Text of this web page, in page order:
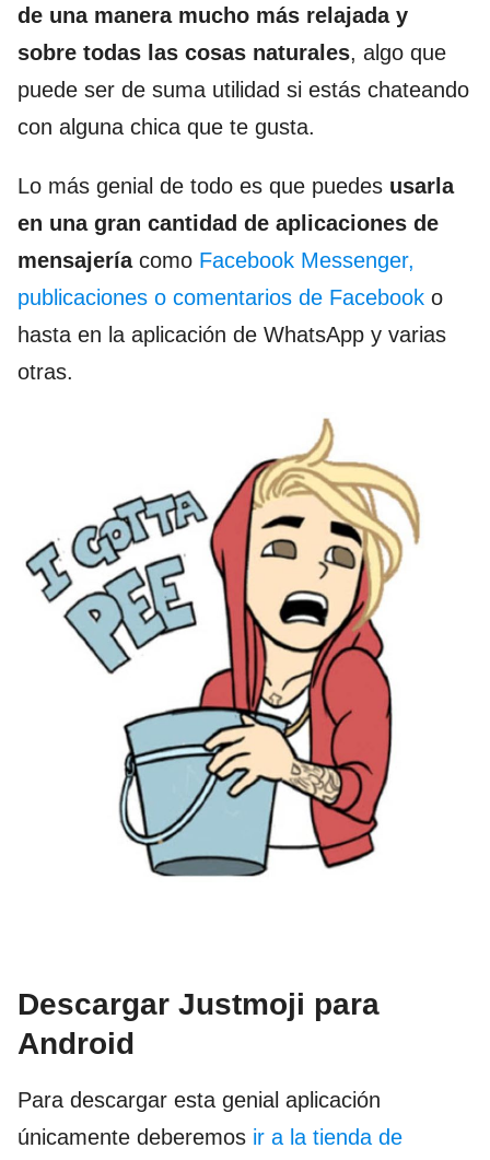
de una manera mucho más relajada y
sobre todas las cosas naturales, algo que
puede ser de suma utilidad si estás chateando
con alguna chica que te gusta.
Lo más genial de todo es que puedes usarla
en una gran cantidad de aplicaciones de
mensajeríacomo Facebook Messenger,
publicaciones o comentarios de Facebook o
hasta en la aplicación de WhatsApp y varias
otras.
Descargar Justmoji para
Android
Para descargar esta genial aplicación
únicamente deberemos ir a la tienda de